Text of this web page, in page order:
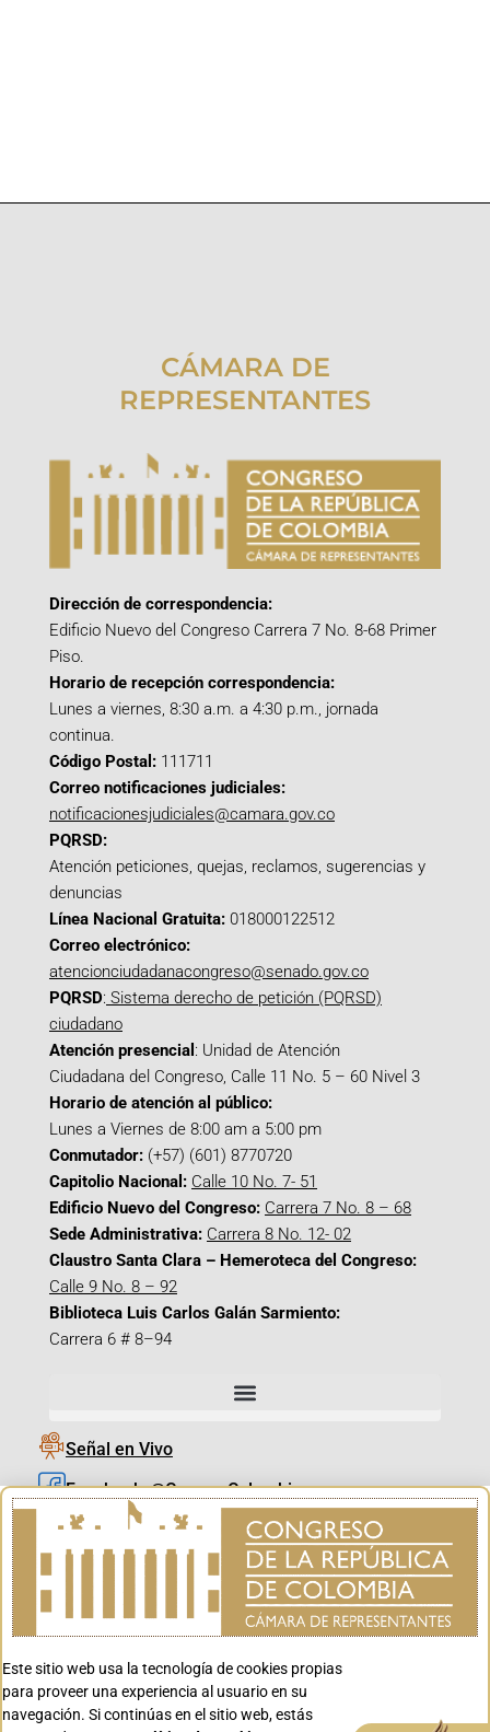
CÁMARA DE
REPRESENTANTES
Dirección de correspondencia:
Edificio Nuevo del Congreso Carrera 7 No. 8-68 Primer
Piso.
Horario de recepción correspondencia:
Lunes a viernes, 8:30 a.m. a 4:30 p.m., jornada
continua.
Código Postal: 111711
Correo notificaciones judiciales:
notificacionesjudiciales@camara.gov.co
PQRSD:
Atención peticiones, quejas, reclamos, sugerencias y
denuncias
Línea Nacional Gratuita: 018000122512
Correo electrónico:
atencionciudadanacongreso@senado.gov.co
PQRSD: Sistema derecho de petición (PQRSD)
ciudadano
Atención presencial : Unidad de Atención
Ciudadana del Congreso, Calle 11 No. 5 – 60 Nivel 3
Horario de atención al público:
Lunes a Viernes de 8:00 am a 5:00 pm
Conmutador: (+57) (601) 8770720
Capitolio Nacional: Calle 10 No. 7- 51
Edificio Nuevo del Congreso: Carrera 7 No. 8 – 68
Sede Administrativa: Carrera 8 No. 12- 02
Claustro Santa Clara – Hemeroteca del Congreso:
Calle 9 No. 8 – 92
Biblioteca Luis Carlos Galán Sarmiento:
Carrera 6 # 8–94
Señal en Vivo
Facebook_@CamaraColombia
Instagram_@CamaraColombia
X_@CamaraColombia
Youtube_@CamaraColombia
Youtube_@CanalCongreso
Este sitio web usa la tecnología de cookies propias
para proveer una experiencia al usuario en su
navegación. Si continúas en el sitio web, estás